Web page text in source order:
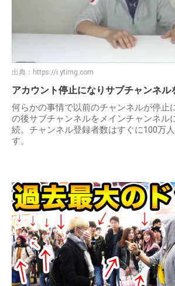
出典： https://i.ytimg.com
アカウント停止になりサブチャンネル
何らかの事情で以前のチャンネルが停止
の後サブチャンネルをメインチャンネル
続。チャンネル登録者数はすぐに100万
す。